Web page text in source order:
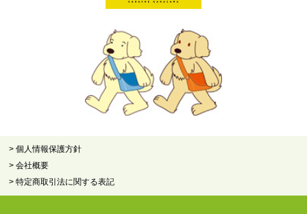
> 個人情報保護方針
> 会社概要
> 特定商取引法に関する表記